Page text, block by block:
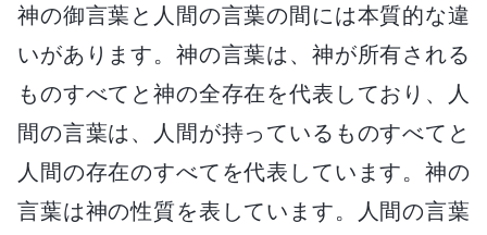
神の御言葉と人間の言葉の間には本質的な違
いがあります。神の言葉は、神が所有される
ものすべてと神の全存在を代表しており、人
間の言葉は、人間が持っているものすべてと
人間の存在のすべてを代表しています。神の
言葉は神の性質を表しています。人間の言葉